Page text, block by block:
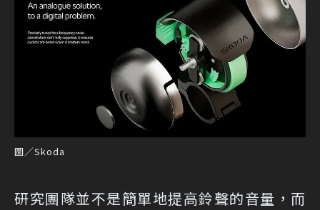
圖／Skoda
研究團隊並不是簡單地提高鈴聲的音量，而